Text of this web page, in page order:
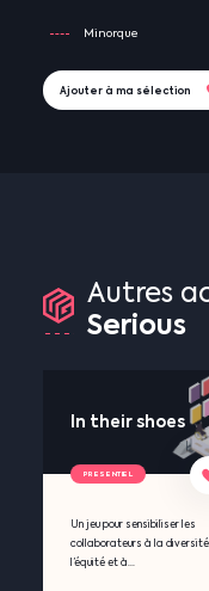
Minorque
Ajouter à ma sélection
Autres
Serious
In their shoes
Un jeu pour sensibiliser les
collaborateurs à la
l’équité et à...
PRESENTIEL